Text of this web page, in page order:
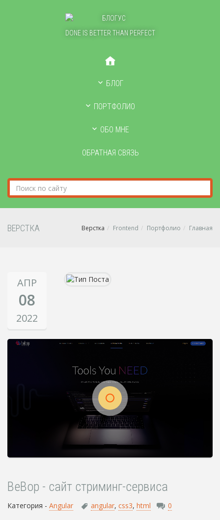
DONE IS BETTER THAN PERFECT
БЛОГ
ПОРТФОЛИО
ОБО МНЕ
ОБРАТНАЯ СВЯЗЬ
ВЕРСТКА Верстка Frontend Портфолио Главная
АПР
08
2022
BeBop - сайт стриминг-сервиса
Категория - Angular angular, css3, html 0